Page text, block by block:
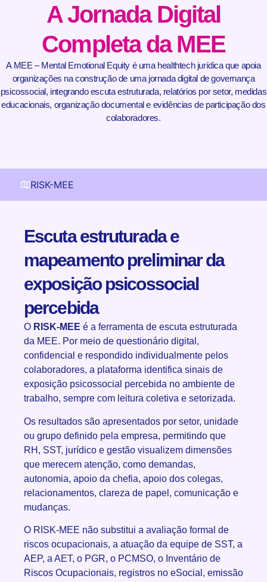
A Jornada Digital
Completa da MEE
A MEE – Mental Emotional Equity é uma healthtech jurídica que apoia
organizações na construção de uma jornada digital de governança
psicossocial, integrando escuta estruturada, relatórios por setor, medidas
educacionais, organização documental e evidências de participação dos
colaboradores.
RISK-MEE
Escuta estruturada e
mapeamento preliminar da
exposição psicossocial
percebida
O RISK-MEE é a ferramenta de escuta estruturada
da MEE. Por meio de questionário digital,
confidencial e respondido individualmente pelos
colaboradores, a plataforma identifica sinais de
exposição psicossocial percebida no ambiente de
trabalho, sempre com leitura coletiva e setorizada.
Os resultados são apresentados por setor, unidade
ou grupo definido pela empresa, permitindo que
RH, SST, jurídico e gestão visualizem dimensões
que merecem atenção, como demandas,
autonomia, apoio da chefia, apoio dos colegas,
relacionamentos, clareza de papel, comunicação e
mudanças.
O RISK-MEE não substitui a avaliação formal de
riscos ocupacionais, a atuação da equipe de SST, a
AEP, a AET, o PGR, o PCMSO, o Inventário de
Riscos Ocupacionais, registros no eSocial, emissão